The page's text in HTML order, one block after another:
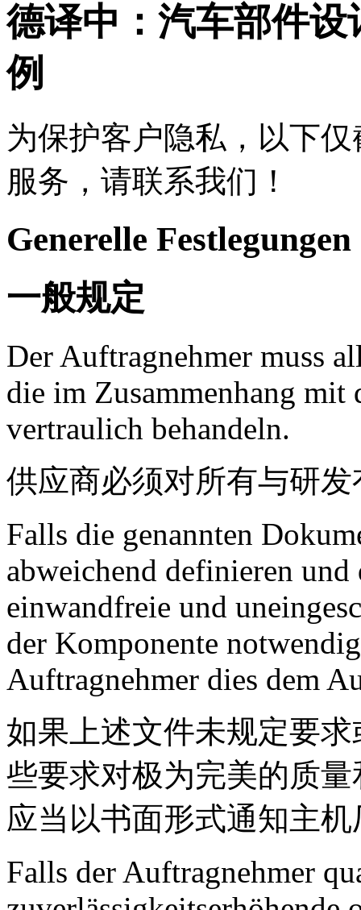
德译中：汽车部件
例
为保护客户隐私，以下
服务，请联系我们！
Generelle Festlegungen
一般规定
Der Auftragnehmer muss
die im Zusammenhang
vertraulich behandeln.
供应商必须对所有与研
Falls die genannten
abweichend definieren
einwandfreie und
der Komponente
Auftragnehmer dies dem
如果上述文件未规定要
些要求对极为完美的质
应当以书面形式通知主机
Falls der Auftragnehmer